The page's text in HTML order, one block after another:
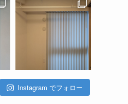
Instagram でフォロー